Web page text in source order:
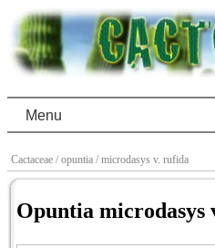
Menu
Cactaceae / opuntia / microdasys v. rufida
Opuntia microdasys